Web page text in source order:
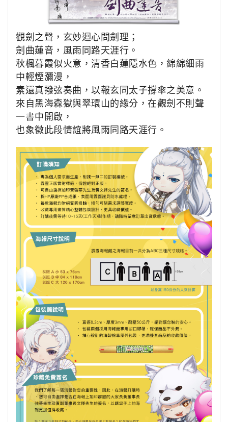
觀劍之聲，玄妙迴心問劍理；
劍曲蓮音，風雨同路天涯行。
秋楓暮霞似火意，清香白蓮隱水色， 綿綿細雨
中輕煙瀰漫，
素還真撥弦奏曲， 以報玄同太子撐傘之美意。
來自黑海森獄與翠環山的緣分，在觀劍不則聲
一書中開啟，
也象徵此段情誼將風雨同路天涯行。